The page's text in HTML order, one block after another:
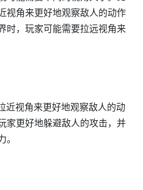
视角来更好地观察敌人的动作
时，玩家可能需要拉远视角来
近视角来更好地观察敌人的动
家更好地躲避敌人的攻击，并